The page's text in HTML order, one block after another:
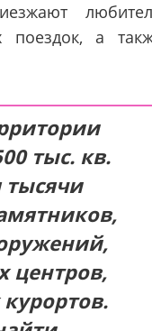
поездок, а
тыс. кв.
тысячи
центров,